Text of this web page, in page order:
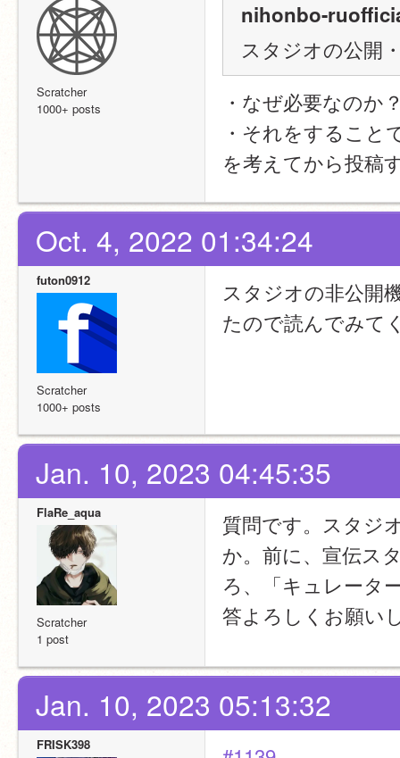
Scratcher
1000+ posts
nihonbo-
スタジオの公開
・なぜ必要なのか
・それをすること
を考えてから投稿
Oct. 4, 2022 01:34:24
futon0912
Scratcher
1000+ posts
スタジオの非公開
たので読んでみて
Jan. 10, 2023 04:45:35
FlaRe_aqua
Scratcher
1 post
質問です。スタジ
か。前に、宣伝ス
ろ、「キュレータ
答よろしくお願い
Jan. 10, 2023 05:13:32
FRISK398